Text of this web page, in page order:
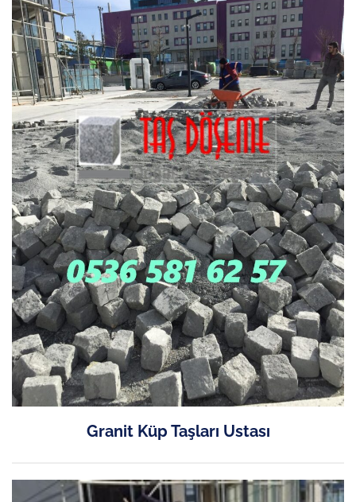
Granit Küp Taşları Ustası